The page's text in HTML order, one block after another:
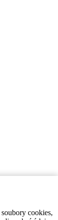
cookies,